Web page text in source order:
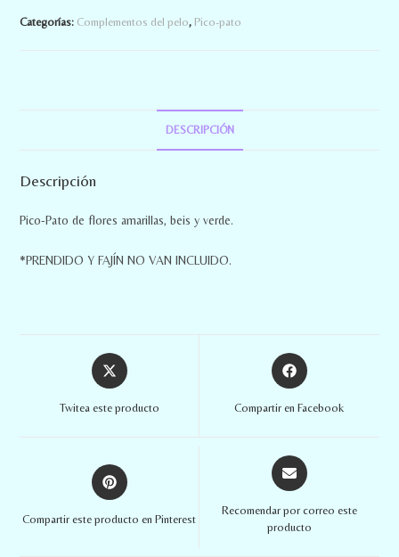
Categorías: Complementos del pelo, Pico-pato
DESCRIPCIÓN
Descripción
Pico-Pato de flores amarillas, beis y verde.
*PRENDIDO Y FAJÍN NO VAN INCLUIDO.
Twitea este producto Compartir en Facebook
Compartir este producto en Pinterest
Recomendar por correo este
producto